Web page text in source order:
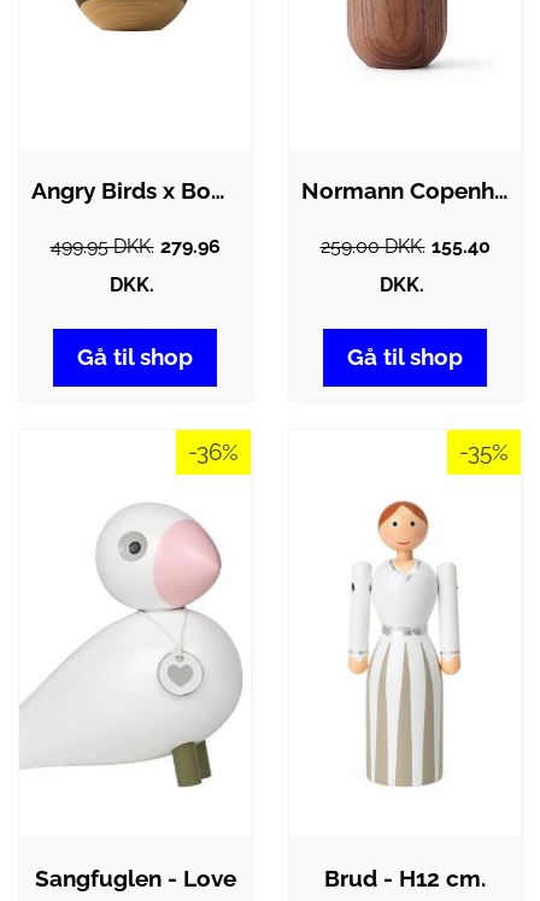
Angry Birds x Bomb træfigur - small
499.95 DKK. 279.96
DKK.
Gå til shop
Normann Copenhagen Little Bird 13,5 cm -…
259.00 DKK. 155.40
DKK.
Gå til shop
-36%
Sangfuglen - Love
-35%
Brud - H12 cm.